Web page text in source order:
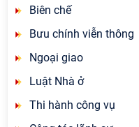
Biên chế
Bưu chính viễn thông
Ngoại giao
Luật Nhà ở
Thi hành công vụ